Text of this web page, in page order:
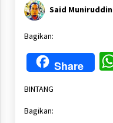
Said Muniruddin
Bagikan:
Share
BINTANG
Bagikan: